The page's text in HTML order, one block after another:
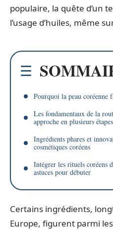
populaire, la quête d’un
l’usage d’huiles, même
Pourquoi la peau coréenne
Les fondamentaux de la
approche en plusieurs étapes
Ingrédients phares et
cosmétiques coréens
Intégrer les rituels coréens
astuces pour débuter
Certains ingrédients,
Europe, figurent parmi